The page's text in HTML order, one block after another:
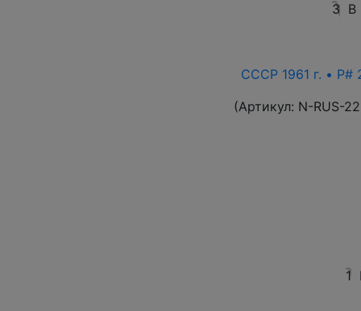
3 В
СССР 1961 г. • P#
(Артикул: N-RUS-
1